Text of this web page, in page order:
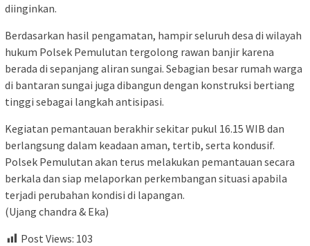
diinginkan.
Berdasarkan hasil pengamatan, hampir seluruh desa di wilayah
hukum Polsek Pemulutan tergolong rawan banjir karena
berada di sepanjang aliran sungai. Sebagian besar rumah warga
di bantaran sungai juga dibangun dengan konstruksi bertiang
tinggi sebagai langkah antisipasi.
Kegiatan pemantauan berakhir sekitar pukul 16.15 WIB dan
berlangsung dalam keadaan aman, tertib, serta kondusif.
Polsek Pemulutan akan terus melakukan pemantauan secara
berkala dan siap melaporkan perkembangan situasi apabila
terjadi perubahan kondisi di lapangan.
(Ujang chandra & Eka)
Post Views: 103